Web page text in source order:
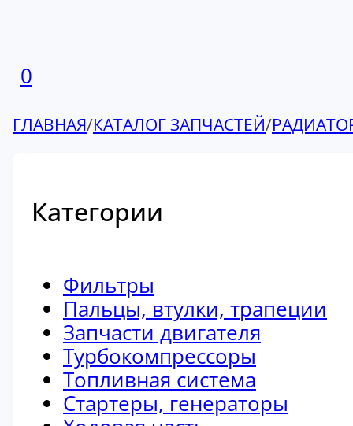
0
ГЛАВНАЯ/КАТАЛОГ ЗАПЧАСТЕЙ/
Категории
Фильтры
Пальцы, втулки, трапеции
Запчасти двигателя
Турбокомпрессоры
Топливная система
Стартеры, генераторы